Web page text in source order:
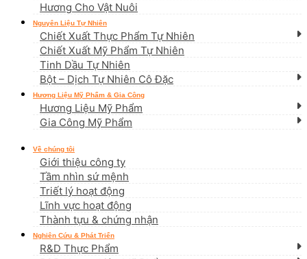
Hương Cho Vật Nuôi
Nguyên Liệu Tự Nhiên
Chiết Xuất Thực Phẩm Tự Nhiên
Chiết Xuất Mỹ Phẩm Tự Nhiên
Tinh Dầu Tự Nhiên
Bột – Dịch Tự Nhiên Cô Đặc
Hương Liệu Mỹ Phẩm & Gia Công
Hương Liệu Mỹ Phẩm
Gia Công Mỹ Phẩm
Về chúng tôi
Giới thiệu công ty
Tầm nhìn sứ mệnh
Triết lý hoạt động
Lĩnh vực hoạt động
Thành tựu & chứng nhận
Nghiên Cứu & Phát Triển
R&D Thực Phẩm